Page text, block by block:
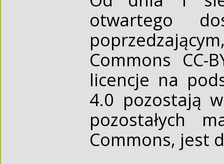
otwartego
Commons CC-
licencje na
4.0 pozostają
pozostałych
Commons, jest